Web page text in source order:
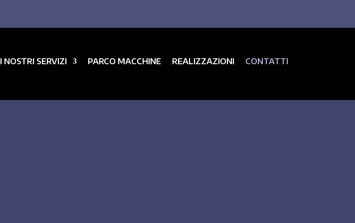
I NOSTRI SERVIZI PARCO MACCHINE REALIZZAZIONI CONTATTI